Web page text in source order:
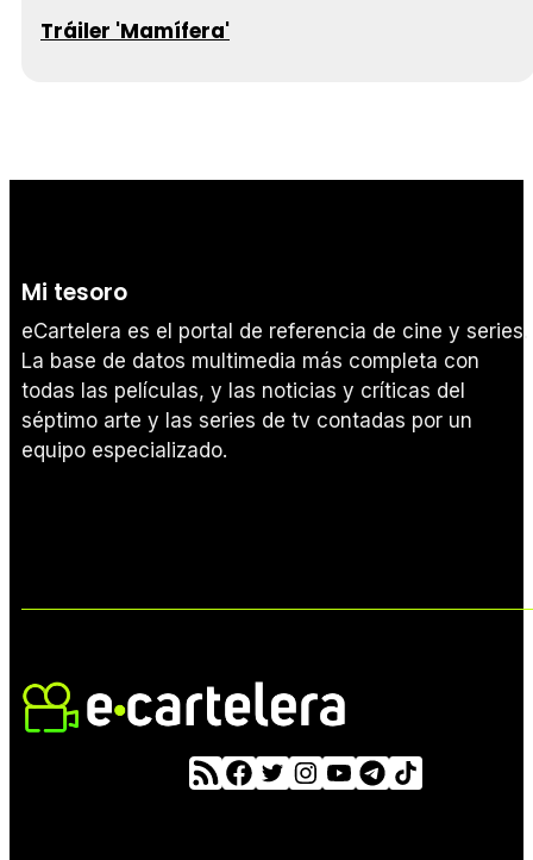
Tráiler 'Mamífera'
Mi tesoro
eCartelera es el portal de referencia de cine y series.
La base de datos multimedia más completa con
todas las películas, y las noticias y críticas del
séptimo arte y las series de tv contadas por un
equipo especializado.